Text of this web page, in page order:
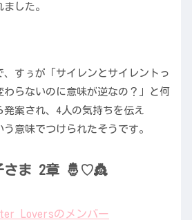
した。
、すぅが「サイレンとサイレントっ
わらないのに意味が逆なの？」と何
案され、4人の気持ちを伝え
意味でつけられたそうです。
さま 2章 🤴♡👸
Loversのメンバー